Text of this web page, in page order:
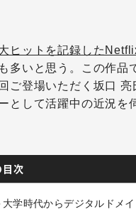
ヒットを記録した
多いと思う。この作品
ご登場いただく坂口
として活躍中の近況を
目次
大学時代からデジタルドメ